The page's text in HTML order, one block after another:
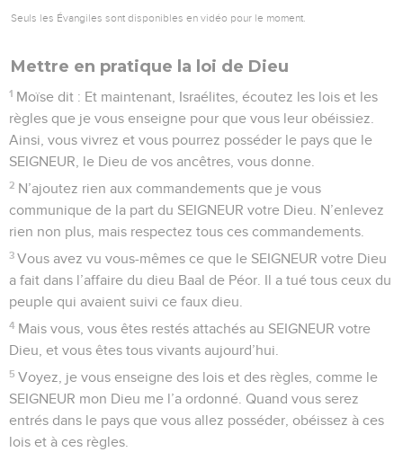
Seuls les Évangiles sont disponibles en vidéo pour le moment.
Mettre en pratique la loi de Dieu
1 Moïse dit : Et maintenant, Israélites, écoutez les lois et les
règles que je vous enseigne pour que vous leur obéissiez.
Ainsi, vous vivrez et vous pourrez posséder le pays que le
SEIGNEUR, le Dieu de vos ancêtres, vous donne.
2 N’ajoutez rien aux commandements que je vous
communique de la part du SEIGNEUR votre Dieu. N’enlevez
rien non plus, mais respectez tous ces commandements.
3 Vous avez vu vous-mêmes ce que le SEIGNEUR votre Dieu
a fait dans l’affaire du dieu Baal de Péor. Il a tué tous ceux du
peuple qui avaient suivi ce faux dieu.
4 Mais vous, vous êtes restés attachés au SEIGNEUR votre
Dieu, et vous êtes tous vivants aujourd’hui.
5 Voyez, je vous enseigne des lois et des règles, comme le
SEIGNEUR mon Dieu me l’a ordonné. Quand vous serez
entrés dans le pays que vous allez posséder, obéissez à ces
lois et à ces règles.